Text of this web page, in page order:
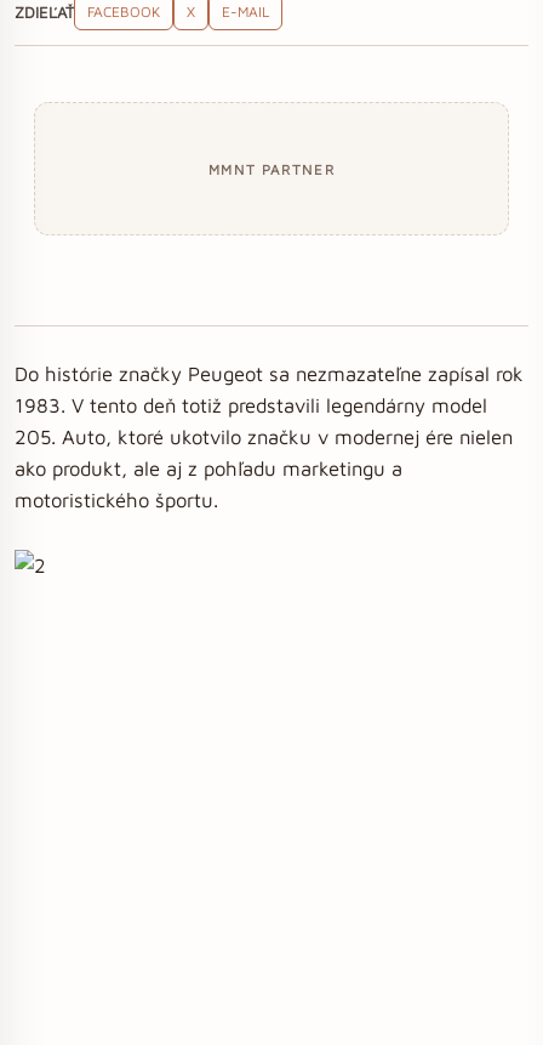
ZDIEĽAŤ FACEBOOK X E-MAIL
MMNT PARTNER
Do histórie značky Peugeot sa nezmazateľne zapísal rok
1983. V tento deň totiž predstavili legendárny model
205. Auto, ktoré ukotvilo značku v modernej ére nielen
ako produkt, ale aj z pohľadu marketingu a
motoristického športu.